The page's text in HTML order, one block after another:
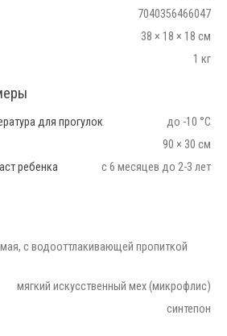
7040356466047
38 × 18 × 18 см
1 кг
для прогулок
до -10 °С
90 × 30 см
ребенка
с 6 месяцев до 2-3 лет
с водооттлакивающей пропиткой
мягкий искусственный мех (микрофлис)
синтепон